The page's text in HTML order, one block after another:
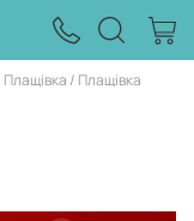
Плащівка
Плащівка